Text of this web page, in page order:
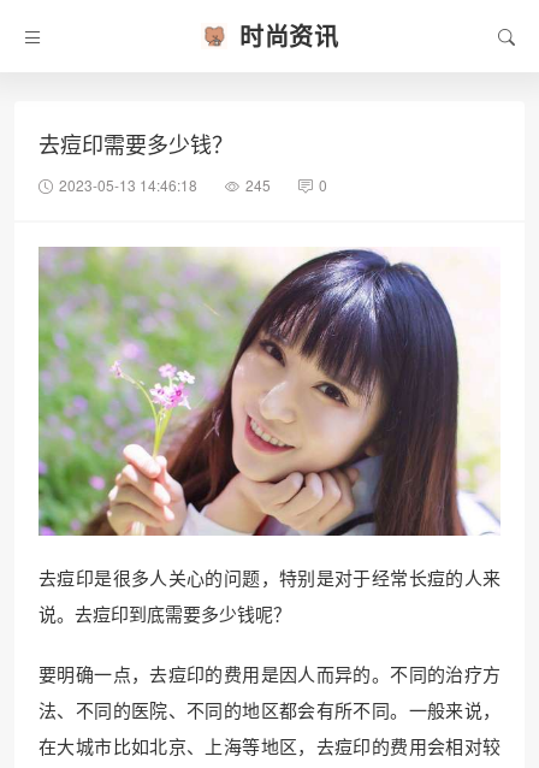
时尚资讯
去痘印需要多少钱？
2023-05-13 14:46:18 245 0
去痘印是很多人关心的问题，特别是对于经常长痘的人来
说。去痘印到底需要多少钱呢？
要明确一点，去痘印的费用是因人而异的。不同的治疗方
法、不同的医院、不同的地区都会有所不同。一般来说，
在大城市比如北京、上海等地区，去痘印的费用会相对较